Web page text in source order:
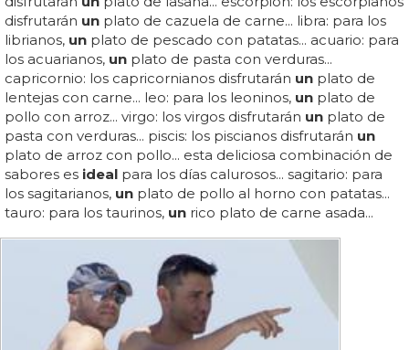
disfrutarán un plato de cazuela de carne... libra: para los
librianos, un plato de pescado con patatas... acuario: para
los acuarianos, un plato de pasta con verduras...
capricornio: los capricornianos disfrutarán un plato de
lentejas con carne... leo: para los leoninos, un plato de
pollo con arroz... virgo: los virgos disfrutarán un plato de
pasta con verduras... piscis: los piscianos disfrutarán un
plato de arroz con pollo... esta deliciosa combinación de
sabores es ideal para los días calurosos... sagitario: para
los sagitarianos, un plato de pollo al horno con patatas...
tauro: para los taurinos, un rico plato de carne asada...